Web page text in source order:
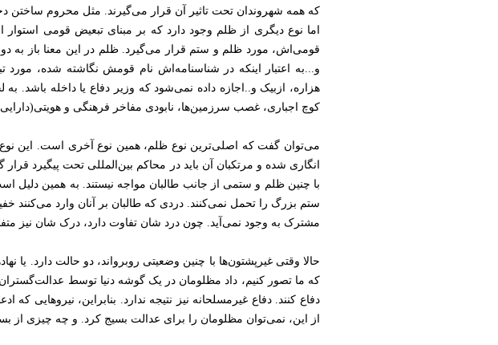
که همه شهروندان تحت تاثیر آن قرار می‌گیرند. مثل محروم ساختن
اما نوع دیگری از ظلم وجود دارد که بر مبنای تبعیض قومی
قومی‌اش، مورد ظلم و ستم قرار می‌گیرد. ظلم در این معنا باز به
و...به اعتبار اینکه در شناسنامه‌اش نام قومش نگاشته شده،
هزاره، ازبیک و..‌اجازه داده نمی‌شود که وزیر دفاع یا داخله
کوچ اجباری، غصب سرزمین‌ها، نابودی مفاخر فرهنگی و هویتی(دارایی
می‌توان گفت که اصلی‌ترین نوع ظلم، همین نوع آخری است. این
انگاری شده و مرتکبان آن باید در محاکم بین‌المللی تحت پیگیرد
با چنین ظلم و ستمی از جانب طالبان مواجه نیستند. به همین دلیل
ستم بزرگ را تحمل نمی‌کنند. دردی که طالبان بر آنان وارد
مشترک به وجود نمی‌آید. چون درد شان تفاوت دارد، درک شان نیز
حالا وقتی غیرپشتون‌ها با چنین وضعیتی روبرواند، دو حالت دارد.
که ما تصور کنیم، داد مظلومان در یک گوشه دنیا توسط
دفاع کنند. دفاع غیرمسلحانه نیز نتیجه ندارد. بنابراین، نیروهایی که
از این، نمی‌توان مظلومان را برای عدالت بسیج کرد. و چه چیزی از